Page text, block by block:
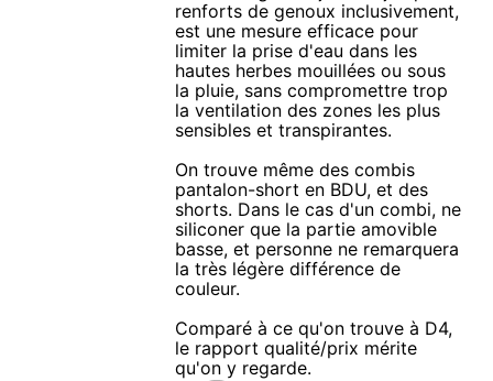
renforts de genoux inclusivement,
est une mesure efficace pour
limiter la prise d'eau dans les
hautes herbes mouillées ou sous
la pluie, sans compromettre trop
la ventilation des zones les plus
sensibles et transpirantes.
On trouve même des combis
pantalon-short en BDU, et des
shorts. Dans le cas d'un combi, ne
siliconer que la partie amovible
basse, et personne ne remarquera
la très légère différence de
couleur.
Comparé à ce qu'on trouve à D4,
le rapport qualité/prix mérite
qu'on y regarde.